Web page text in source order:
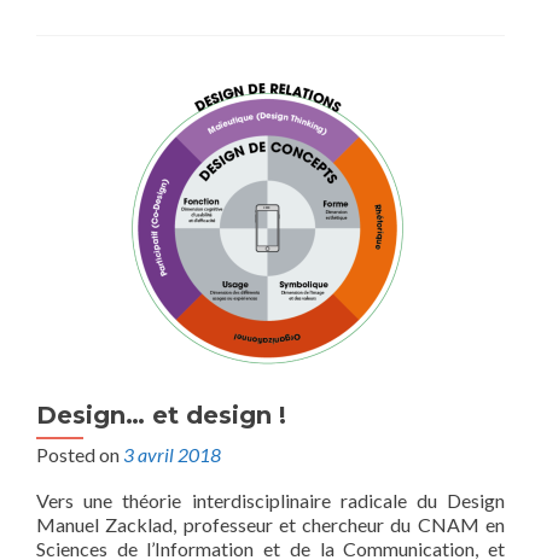
Design… et design !
Posted on 3 avril 2018
Vers une théorie interdisciplinaire radicale du Design
Manuel Zacklad, professeur et chercheur du CNAM en
Sciences de l’Information et de la Communication, et